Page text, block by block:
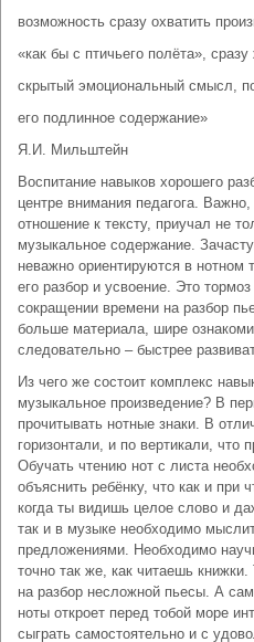
возможность сразу охватить
«как бы с птичьего полёта»,
скрытый эмоциональный смысл,
его подлинное содержание»
Я.И. Мильштейн
Воспитание навыков хорошего
центре внимания педагога.
отношение к тексту, приучал не
музыкальное содержание.
неважно ориентируются в нотном
его разбор и усвоение. Это
сокращении времени на разбор
больше материала, шире
следовательно – быстрее
Из чего же состоит комплекс
музыкальное произведение? В
прочитывать нотные знаки. В
горизонтали, и по вертикали, что
Обучать чтению нот с листа
объяснить ребёнку, что как и при
когда ты видишь целое слово и
так и в музыке необходимо
предложениями. Необходимо
точно так же, как читаешь
на разбор несложной пьесы. А
ноты откроет перед тобой море
сыграть самостоятельно и с